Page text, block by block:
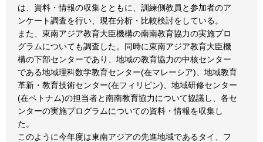
は、資料・情報の収集とともに、訓練側教員と参加者のア
ンケート調査を行い、現在分析・比較検討をしている。
また、東南アジア教育大臣機構の南南教育協力の実施プロ
グラムについても調査した。同時に東南アジア教育大臣機
構の下部センターであり、地域の教育協力の中核センター
である地域理科数学教育センター(在マレーシア)、地域教育
革新・教育技術センター(在フィリピン)、地域研修センター
(在ベトナム)の担当者と南南教育協力について協議し、各セ
ンターの実施プログラムについての資料・情報を収集し
た。
このように今年度は東南アジアの先進地域であるタイ、フ